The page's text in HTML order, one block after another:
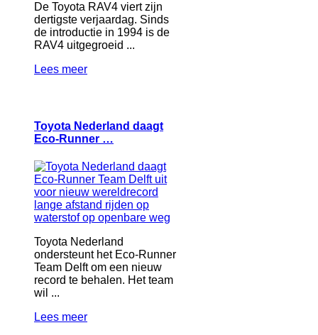
De Toyota RAV4 viert zijn
dertigste verjaardag. Sinds
de introductie in 1994 is de
RAV4 uitgegroeid ...
Lees meer
Toyota Nederland daagt
Eco-Runner …
Toyota Nederland
ondersteunt het Eco-Runner
Team Delft om een nieuw
record te behalen. Het team
wil ...
Lees meer